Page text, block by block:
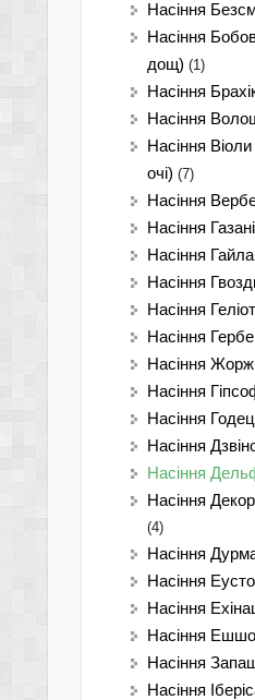
Насіння
Насіння
дощ) (1)
Насіння
Насіння
Насіння
очі) (7)
Насіння
Насіння
Насіння
Насіння
Насіння
Насіння
Насіння
Насіння
Насіння
Насіння
Насіння
Насіння
(4)
Насіння
Насіння
Насіння
Насіння
Насіння
Насіння